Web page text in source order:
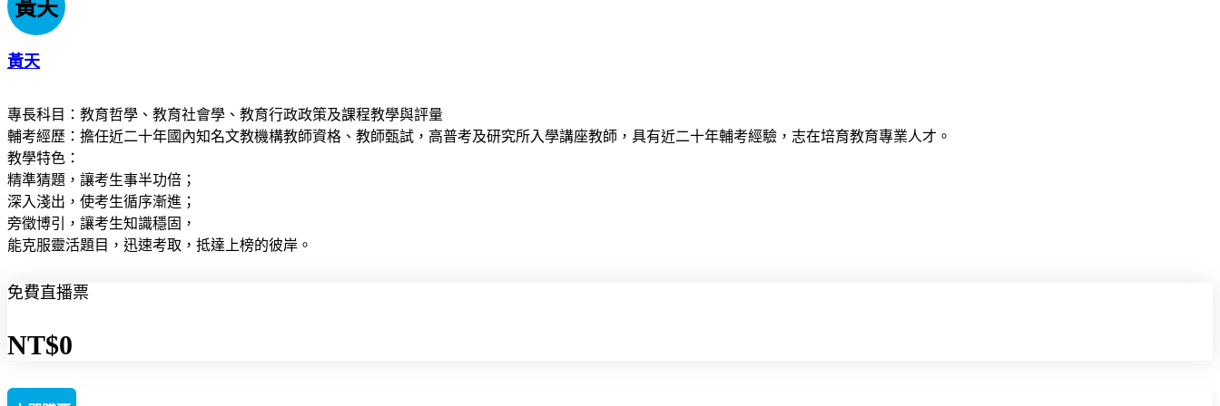
黃天
黃天
專長科目：教育哲學、教育社會學、教育行政政策及課程教學與評量
輔考經歷：擔任近二十年國內知名文教機構教師資格、教師甄試，高普考及研究所入學講座教師，具有近二十年輔考經驗，志在培育教育專業人才。
教學特色：
精準猜題，讓考生事半功倍；
深入淺出，使考生循序漸進；
旁徵博引，讓考生知識穩固，
能克服靈活題目，迅速考取，抵達上榜的彼岸。
免費直播票
NT$0